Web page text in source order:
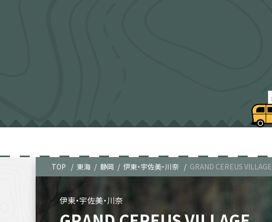
TOP 東海 静岡 伊東・宇佐美・川奈 GRAND CEREUS VILLAGE
伊東・宇佐美・川奈